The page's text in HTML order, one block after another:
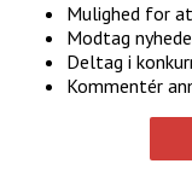
Mulighed for
Modtag
Deltag i
Kommentér